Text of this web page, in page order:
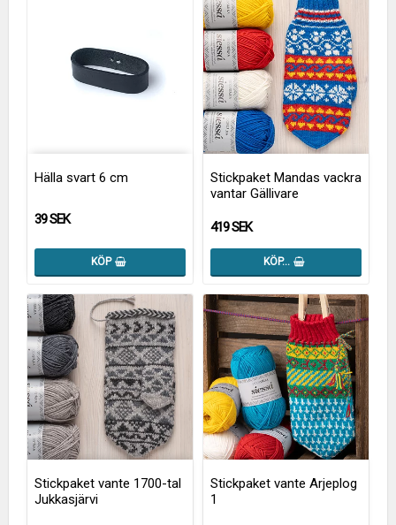
Hälla svart 6 cm
39 SEK
KÖP
Stickpaket Mandas vackra
vantar Gällivare
419 SEK
KÖP…
Stickpaket vante 1700-tal
Jukkasjärvi
Stickpaket vante Arjeplog
1